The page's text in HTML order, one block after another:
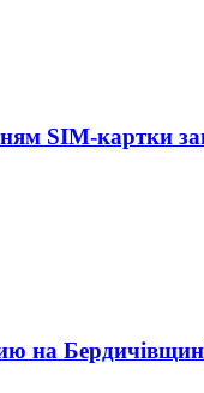
SIM-картки
на